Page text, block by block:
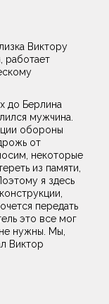
Виктору
работает
до Берлина
мужчина.
обороны
от
некоторые
из памяти,
я здесь
передать
это все мог
нужны. Мы,
Виктор